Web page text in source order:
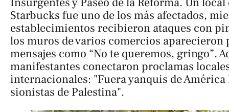
Starbucks fue uno de los más afectados,
establecimientos recibieron ataques con
los muros de varios comercios aparecieron
mensajes como “No te queremos, gringo”.
manifestantes conectaron proclamas
internacionales: "Fuera yanquis de
sionistas de Palestina".